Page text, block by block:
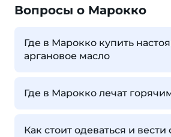
Вопросы о Марокко
Где в Марокко купить
аргановое масло
Где в Марокко лечат
Как стоит одеваться и вести